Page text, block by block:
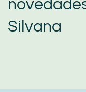
Silvana